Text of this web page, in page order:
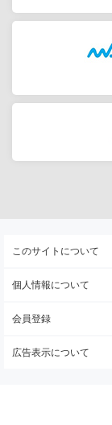
このサイトについて
個人情報について
会員登録
広告表示について